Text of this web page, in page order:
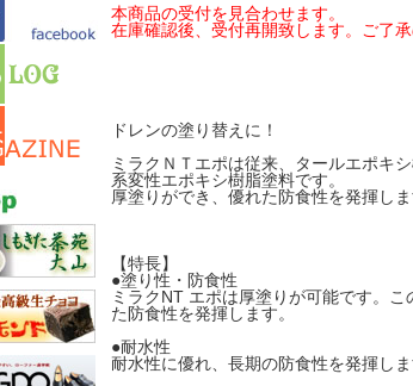
本商品の受付を見合わせます。
在庫確認後、受付再開致します。ご了
ドレンの塗り替えに！
ミラクＮＴエポは従来、タールエポキ
系変性エポキシ樹脂塗料です。
厚塗りができ、優れた防食性を発揮しま
【特長】
●塗り性・防食性
ミラクNT エポは厚塗りが可能です。
た防食性を発揮します。
●耐水性
耐水性に優れ、長期の防食性を発揮しま